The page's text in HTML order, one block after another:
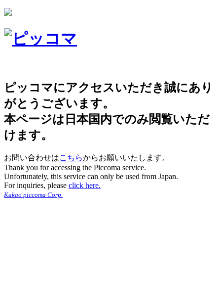
ピッコマにアクセスいただき誠にあり
がとうございます。
本ページは日本国内でのみ閲覧いただ
けます。
お問い合わせはこちらからお願いいたします。
Thank you for accessing the Piccoma service.
Unfortunately, this service can only be used from Japan.
For inquiries, please click here.
Kakao piccoma Corp.